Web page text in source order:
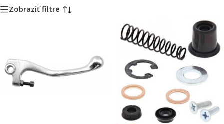
Zobraziť filtre